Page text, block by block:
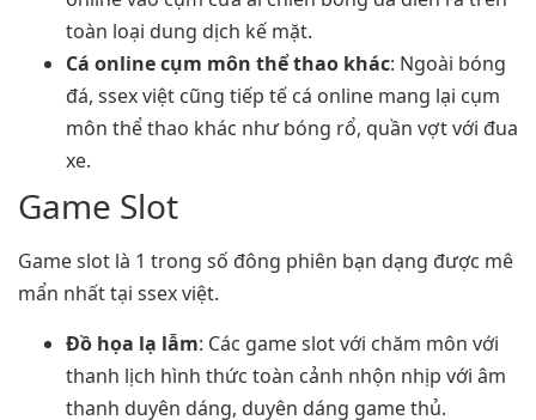
toàn loại dung dịch kế mặt.
Cá online cụm môn thể thao khác: Ngoài bóng
đá, ssex việt cũng tiếp tế cá online mang lại cụm
môn thể thao khác như bóng rổ, quần vợt với đua
xe.
Game Slot
Game slot là 1 trong số đông phiên bạn dạng được mê
mẩn nhất tại ssex việt.
Đồ họa lạ lẫm: Các game slot với chăm môn với
thanh lịch hình thức toàn cảnh nhộn nhịp với âm
thanh duyên dáng, duyên dáng game thủ.